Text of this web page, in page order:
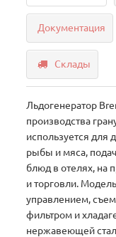
Документация
Склады
Льдогенератор
производства
используется для
рыбы и мяса,
блюд в отелях, на
и торговли.
управлением,
фильтром и
нержавеющей